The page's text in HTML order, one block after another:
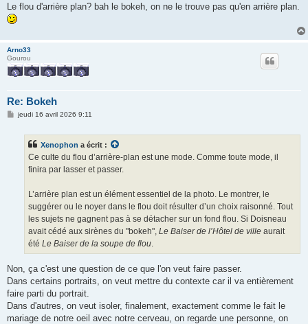
Le flou d'arrière plan? bah le bokeh, on ne le trouve pas qu'en arrière plan.
Arno33
Gourou
Re: Bokeh
Mjeudi 16 avril 2026 9:11
Xenophon a écrit :
Ce culte du flou d’arrière-plan est une mode. Comme toute mode, il
finira par lasser et passer.
L’arrière plan est un élément essentiel de la photo. Le montrer, le
suggérer ou le noyer dans le flou doit résulter d’un choix raisonné. Tout
les sujets ne gagnent pas à se détacher sur un fond flou. Si Doisneau
avait cédé aux sirènes du "bokeh", Le Baiser de l’Hôtel de ville aurait
été Le Baiser de la soupe de flou.
Non, ça c'est une question de ce que l'on veut faire passer.
Dans certains portraits, on veut mettre du contexte car il va entièrement
faire parti du portrait.
Dans d'autres, on veut isoler, finalement, exactement comme le fait le
mariage de notre oeil avec notre cerveau, on regarde une personne, on